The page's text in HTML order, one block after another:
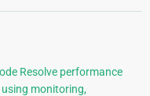
Resolve performance
monitoring,